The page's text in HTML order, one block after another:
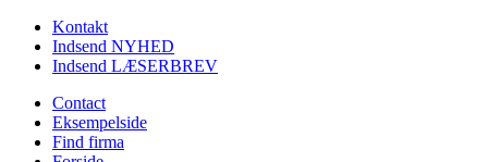
Kontakt
Indsend NYHED
Indsend LÆSERBREV
Contact
Eksempelside
Find firma